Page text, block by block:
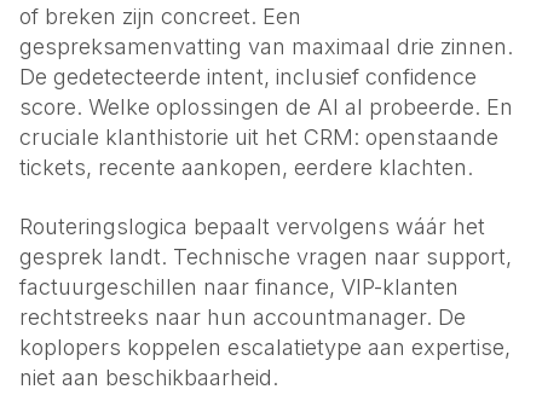
of breken zijn concreet. Een
gespreksamenvatting van maximaal drie zinnen.
De gedetecteerde intent, inclusief confidence
score. Welke oplossingen de AI al probeerde. En
cruciale klanthistorie uit het CRM: openstaande
tickets, recente aankopen, eerdere klachten.
Routeringslogica bepaalt vervolgens wáár het
gesprek landt. Technische vragen naar support,
factuurgeschillen naar finance, VIP-klanten
rechtstreeks naar hun accountmanager. De
koplopers koppelen escalatietype aan expertise,
niet aan beschikbaarheid.